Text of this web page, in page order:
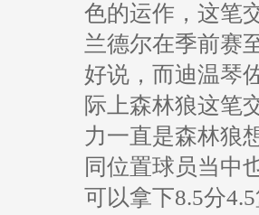
色的运作，这笔
兰德尔在季前赛
好说，而迪温琴
际上森林狼这笔
力一直是森林狼
同位置球员当中
可以拿下8.5分